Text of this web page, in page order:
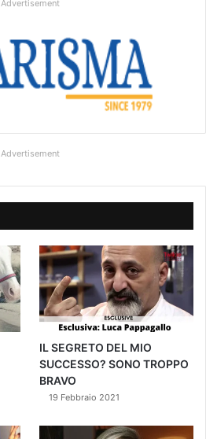
Advertisement
Advertisement
IL SEGRETO DEL MIO
SUCCESSO? SONO TROPPO
BRAVO
19 Febbraio 2021